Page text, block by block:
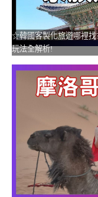
☆韓國客製化旅遊哪裡找
玩法全解析!